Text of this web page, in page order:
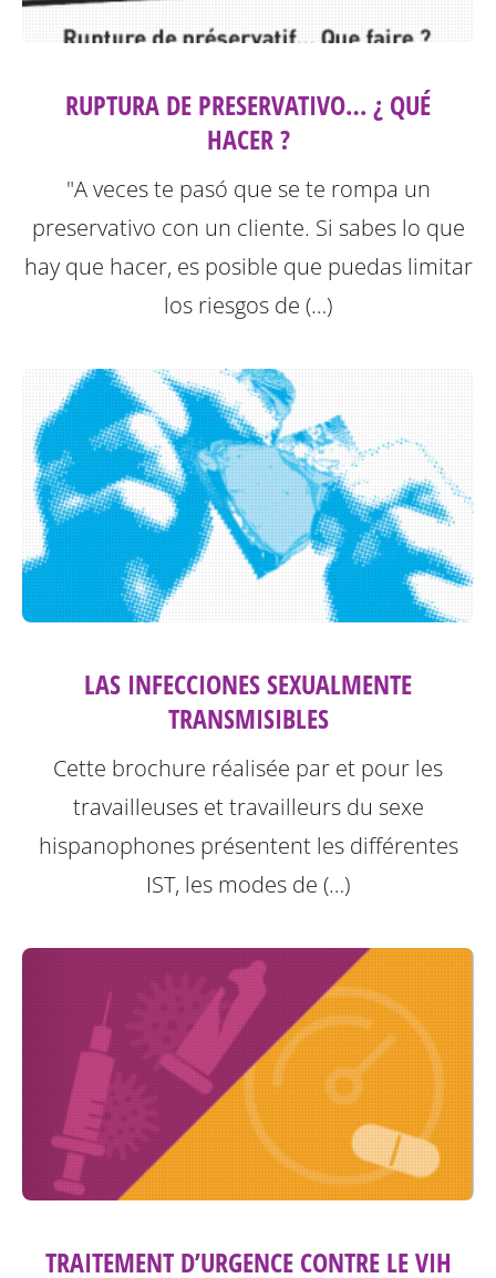
RUPTURA DE PRESERVATIVO… ¿ QUÉ
HACER ?
"A veces te pasó que se te rompa un
preservativo con un cliente. Si sabes lo que
hay que hacer, es posible que puedas limitar
los riesgos de (…)
LAS INFECCIONES SEXUALMENTE
TRANSMISIBLES
Cette brochure réalisée par et pour les
travailleuses et travailleurs du sexe
hispanophones présentent les différentes
IST, les modes de (…)
TRAITEMENT D’URGENCE CONTRE LE VIH